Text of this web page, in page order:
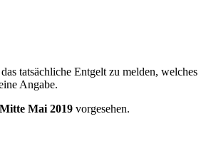
tatsächliche Entgelt zu melden, welches
Angabe.
Mai 2019 vorgesehen.